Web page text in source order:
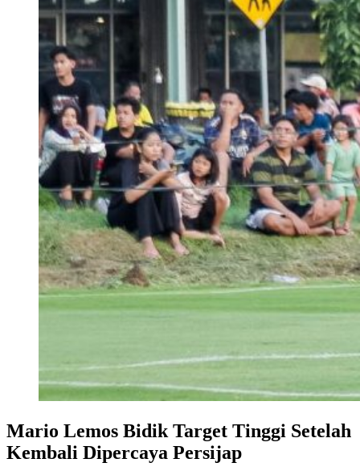
Mario Lemos Bidik Target Tinggi Setelah
Kembali Dipercaya Persijap